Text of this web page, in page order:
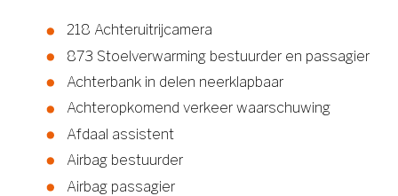
218 Achteruitrijcamera
873 Stoelverwarming bestuurder en passagier
Achterbank in delen neerklapbaar
Achteropkomend verkeer waarschuwing
Afdaal assistent
Airbag bestuurder
Airbag passagier